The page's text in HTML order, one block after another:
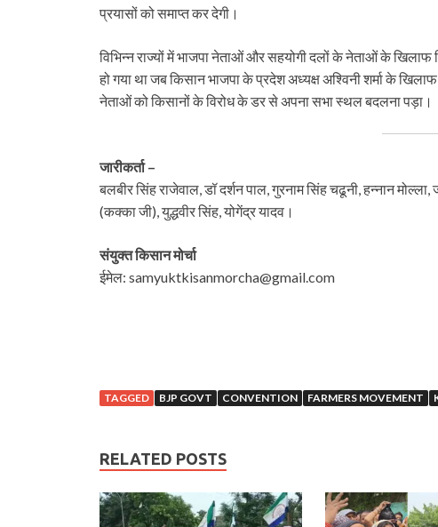
प्रयासों को समाप्त कर देगी।
विभिन्न राज्यों में भाजपा नेताओं और सहयोगी दलों के नेताओं के खिलाफ
हो गया था जब किसान भाजपा के प्रदेश अध्यक्ष अश्विनी शर्मा के
नेताओं को किसानों के विरोध के डर से अपना सभा स्थल बदलना पड़ा।
जारीकर्ता –
बलबीर सिंह राजेवाल, डॉ दर्शन पाल, गुरनाम सिंह चढूनी, हन्नान
(कक्का जी), युद्धवीर सिंह, योगेंद्र यादव।
संयुक्त किसान मोर्चा
ईमेल: samyuktkisanmorcha@gmail.com
TAGGED BJP GOVT CONVENTION FARMERS MOVEMENT
RELATED POSTS